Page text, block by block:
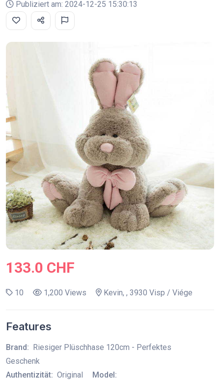
Publiziert am: 2024-12-25 15:30:13
133.0 CHF
10 1,200 Views Kevin, , 3930 Visp / Viége
Features
Brand: Riesiger Plüschhase 120cm - Perfektes
Geschenk
Authentizität: Original Model: